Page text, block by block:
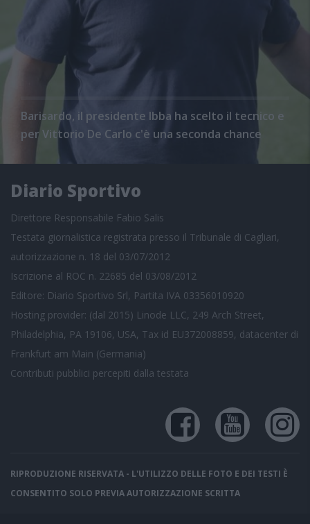
Barisardo, il presidente Ibba ha scelto il tecnico e
per Vittorio De Carlo c'è una seconda chance
Diario Sportivo
Direttore Responsabile Fabio Salis
Testata giornalistica registrata presso il Tribunale di Cagliari,
autorizzazione n. 18 del 03/07/2012
Iscrizione al ROC n. 22685 del 03/08/2012
Editore: Diario Sportivo Srl, Partita IVA 03356010920
Hosting provider: (dal 2015) Linode LLC, 249 Arch Street,
Philadelphia, PA 19106, USA, Tax id EU372008859, datacenter di
Frankfurt am Main (Germania)
Contributi pubblici percepiti dalla testata
RIPRODUZIONE RISERVATA - L'UTILIZZO DELLE FOTO E DEI TESTI È
CONSENTITO SOLO PREVIA AUTORIZZAZIONE SCRITTA